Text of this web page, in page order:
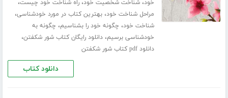
خود،شناخت شخصیت خود،راه شناخت خود چیست،
مراحل شناخت خود،بهترین کتاب در مورد خودشناسی،
شناخت خود، چگونه خود را بشناسیم، چگونه به
خودشناسی برسیم،دانلود رایگان کتاب شور شکفتن،
دانلود pdf کتاب شور شکفتن
دانلود کتاب